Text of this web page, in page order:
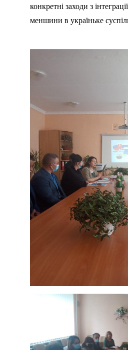
конкретні заходи з
меншини в україньке